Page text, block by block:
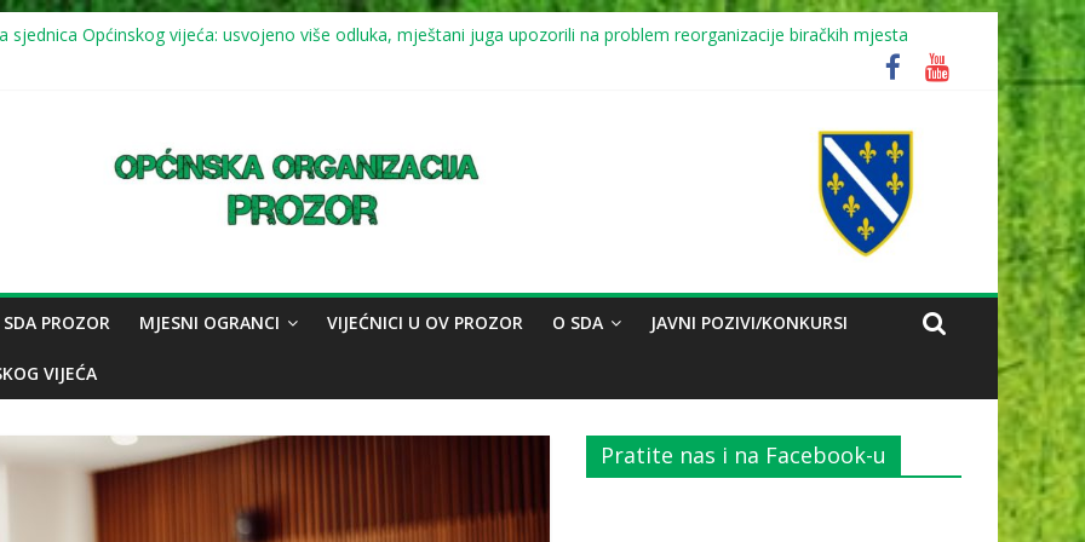
sjednica Općinskog vijeća: usvojeno više odluka, mještani juga upozorili na problem reorganizacije biračkih mjesta
PROZOR MJESNI OGRANCI VIJEĆNICI U OV PROZOR O SDA JAVNI POZIVI/KONKURSI
VIJEĆA
Pratite nas i na Facebook-u